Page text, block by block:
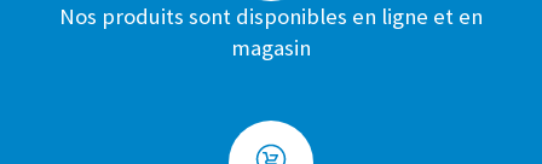
Nos produits sont disponibles en ligne et en
magasin